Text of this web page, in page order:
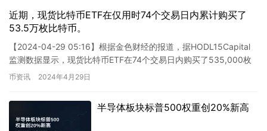
近期，现货比特币ETF在仅用时74个交易日内累计购买了
53.5万枚比特币。
【2024-04-29 05:16】根据金色财经的报道，据HODL15Capital
监测数据显示，现货比特币ETF在74个交易日内购买了535,000枚
比特币，价值约360亿美元。…
币资讯 2024年4月29日
半导体板块标普500权重创20%新高